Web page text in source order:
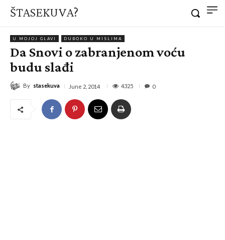
ŠTASEKUVA?
U MOJOJ GLAVI DUBOKO U MISLIMA
Da Snovi o zabranjenom voću
budu slađi
By stasekuva June 2, 2014 4325 0